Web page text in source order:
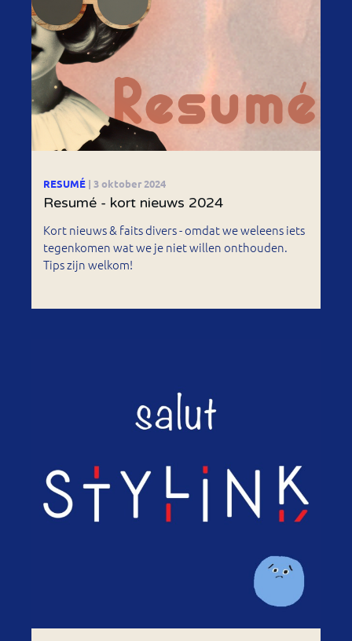
RESUMÉ | 3 oktober 2024
Resumé - kort nieuws 2024
Kort nieuws & faits divers - omdat we weleens iets
tegenkomen wat we je niet willen onthouden.
Tips zijn welkom!